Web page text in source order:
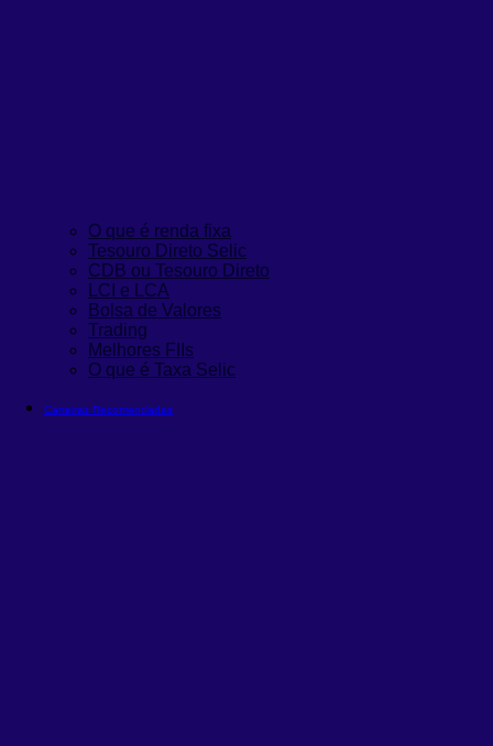
O que é renda fixa
Tesouro Direto Selic
CDB ou Tesouro Direto
LCI e LCA
Bolsa de Valores
Trading
Melhores FIIs
O que é Taxa Selic
Carteiras Recomendadas